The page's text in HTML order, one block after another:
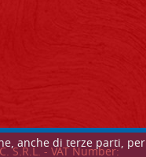
anche di terze parti, per
S.R.L. - VAT Number: